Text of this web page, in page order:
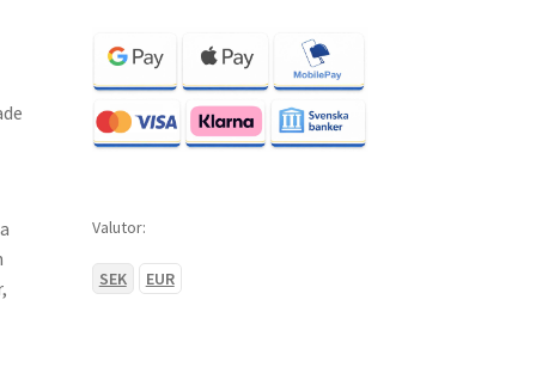
Valutor:
SEK EUR